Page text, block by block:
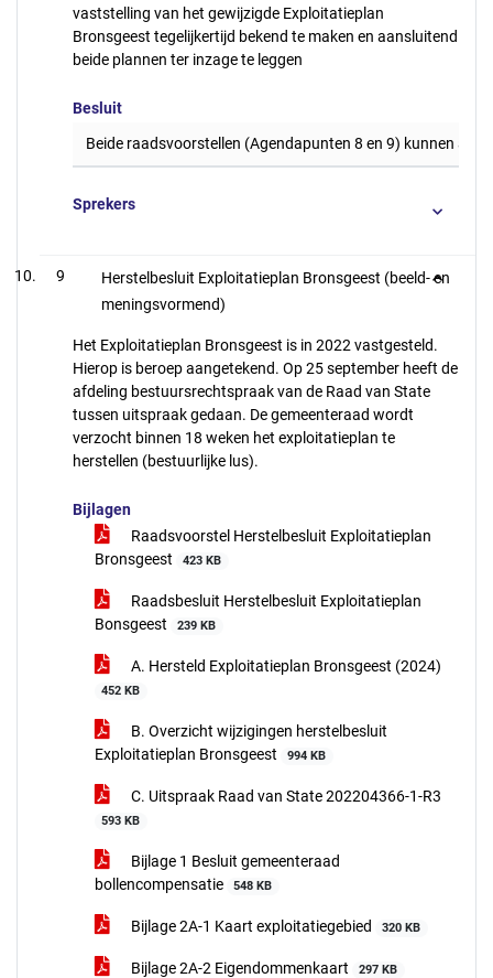
vaststelling van het gewijzigde Exploitatieplan
Bronsgeest tegelijkertijd bekend te maken en aansluitend
beide plannen ter inzage te leggen
Besluit
Beide raadsvoorstellen (Agendapunten 8 en 9) kunnen als
Sprekers
9
Herstelbesluit Exploitatieplan Bronsgeest (beeld- en
meningsvormend)
Het Exploitatieplan Bronsgeest is in 2022 vastgesteld.
Hierop is beroep aangetekend. Op 25 september heeft de
afdeling bestuursrechtspraak van de Raad van State
tussen uitspraak gedaan. De gemeenteraad wordt
verzocht binnen 18 weken het exploitatieplan te
herstellen (bestuurlijke lus).
Bijlagen
Raadsvoorstel Herstelbesluit Exploitatieplan
Bronsgeest
423 KB
Raadsbesluit Herstelbesluit Exploitatieplan
Bonsgeest
239 KB
A. Hersteld Exploitatieplan Bronsgeest (2024)
452 KB
B. Overzicht wijzigingen herstelbesluit
Exploitatieplan Bronsgeest
994 KB
C. Uitspraak Raad van State 202204366-1-R3
593 KB
Bijlage 1 Besluit gemeenteraad
bollencompensatie
548 KB
Bijlage 2A-1 Kaart exploitatiegebied 320 KB
Bijlage 2A-2 Eigendommenkaart 297 KB